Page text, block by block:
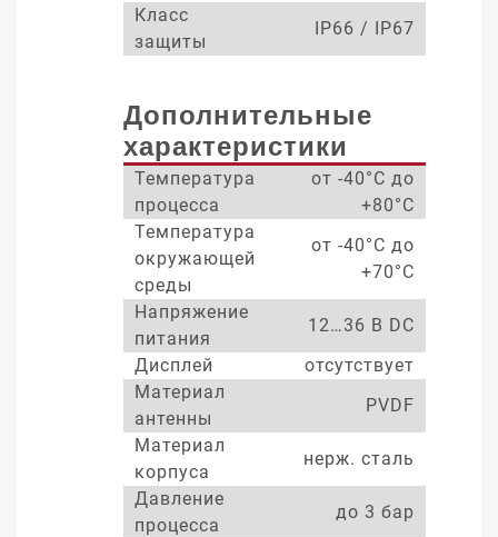
Класс
защиты
IP66 / IP67
Дополнительные
характеристики
Температура
процесса
от -40°С до
+80°С
Температура
окружающей
среды
от -40°С до
+70°С
Напряжение
питания
12…36 В DC
Дисплей
отсутствует
Материал
антенны
PVDF
Материал
корпуса
нерж. сталь
Давление
процесса
до 3 бар